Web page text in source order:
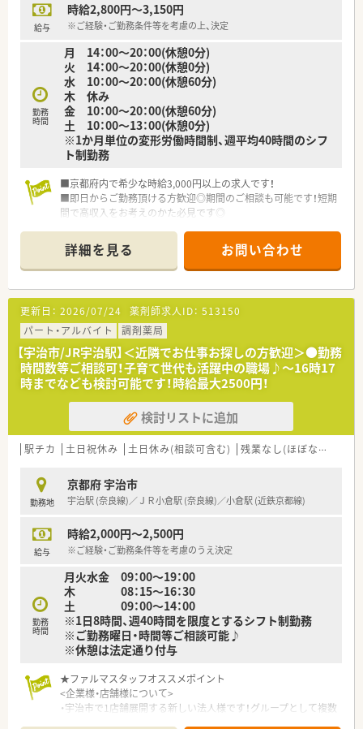
給与
時給2,800円～3,150円
※ご経験・ご勤務条件等を考慮の上、決定
勤務
時間
月 14：00～20：00(休憩0分)
火 14：00～20：00(休憩0分)
水 10：00～20：00(休憩60分)
木 休み
金 10：00～20：00(休憩60分)
土 10：00～13：00(休憩0分)
※1か月単位の変形労働時間制、週平均40時間のシフ
ト制勤務
■京都府内で希少な時給3,000円以上の求人です！
■即日からご勤務頂ける方歓迎◎期間のご相談も可能です！短期
間で高収入をお考えのかた必見です◎
心してご就業頂けます。
詳細を見る お問い合わせ
更新日： 2026/07/24 薬剤師求人ID： 513150
パート・アルバイト
調剤薬局
【宇治市/JR宇治駅】＜近隣でお仕事お探しの方歓迎＞●勤務
時間数等ご相談可！子育て世代も活躍中の職場♪～16時17
時までなども検討可能です！時給最大2500円！
検討リストに追加
駅チカ 土日祝休み 土日休み(相談可含む) 残業なし(ほぼなし含む)
勤務地
京都府 宇治市
宇治駅 (奈良線)／ＪＲ小倉駅 (奈良線)／小倉駅 (近鉄京都線)
給与
時給2,000円～2,500円
※ご経験・ご勤務条件等を考慮のうえ決定
勤務
時間
月火水金 09：00～19：00
木 08：15～16：30
土 09：00～14：00
※1日8時間、週40時間を限度とするシフト制勤務
※ご勤務曜日・時間等ご相談可能♪
※休憩は法定通り付与
★ファルマスタッフオススメポイント
<企業様・店舗様について>
・宇治市で1店舗展開する新しい法人様です！グループとして複数